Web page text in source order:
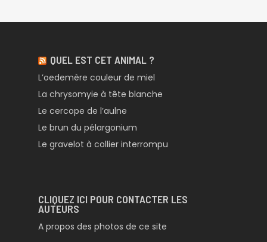
QUEL EST CET ANIMAL ?
L’oedemère couleur de miel
La chrysomyie à tête blanche
Le cercope de l’aulne
Le brun du pélargonium
Le gravelot à collier interrompu
CLIQUEZ ICI POUR CONTACTER LES
AUTEURS
A propos des photos de ce site